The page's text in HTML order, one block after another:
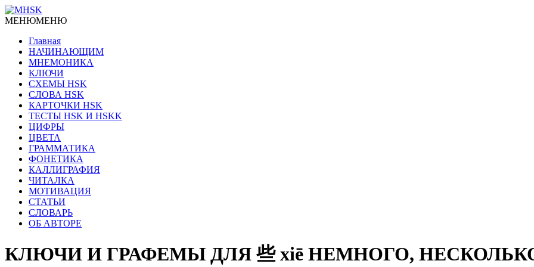
МЕНЮМЕНЮ
Главная
НАЧИНАЮЩИМ
МНЕМОНИКА
КЛЮЧИ
СХЕМЫ HSK
СЛОВА HSK
КАРТОЧКИ HSK
ТЕСТЫ HSK И HSKK
ЦИФРЫ
ЦВЕТА
ГРАММАТИКА
ФОНЕТИКА
КАЛЛИГРАФИЯ
ЧИТАЛКА
МОТИВАЦИЯ
СТАТЬИ
СЛОВАРЬ
ОБ АВТОРЕ
КЛЮЧИ И ГРАФЕМЫ ДЛЯ 些 xiē НЕМНОГО,